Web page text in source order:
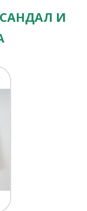
САНДАЛ И